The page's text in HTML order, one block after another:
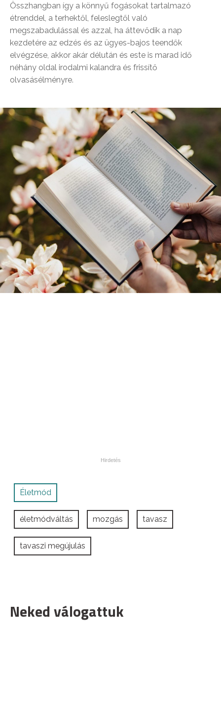
Összhangban így a könnyű fogásokat tartalmazó
étrenddel, a terhektől, feleslegtől való
megszabadulással és azzal, ha áttevődik a nap
kezdetére az edzés és az ügyes-bajos teendők
elvégzése, akkor akár délután és este is marad idő
néhány oldal irodalmi kalandra és frissítő
olvasásélményre.
Életmód
életmódváltás mozgás tavasz
tavaszi megújulás
Neked válogattuk